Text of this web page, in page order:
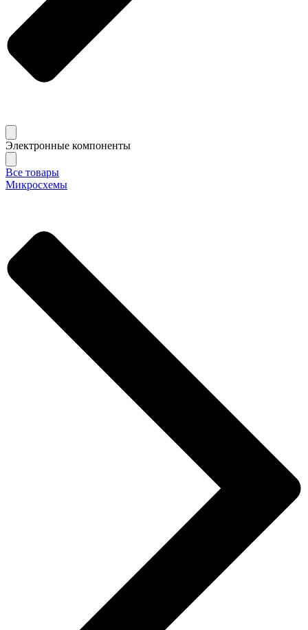
Электронные компоненты
Все товары
Микросхемы